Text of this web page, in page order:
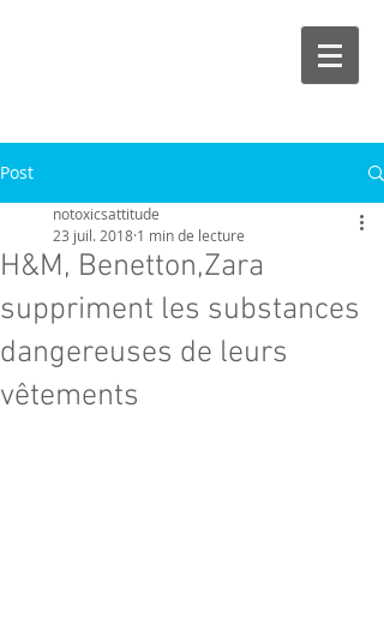
Post
H&M, Benetton,Zara
suppriment les substances
dangereuses de leurs
vêtements
notoxicsattitude
23 juil. 2018 1 min de lecture